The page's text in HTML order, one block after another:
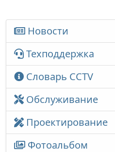
Новости
Техподдержка
Словарь CCTV
Обслуживание
Проектирование
Фотоальбом